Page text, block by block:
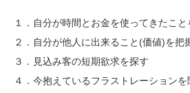
１．自分が時間とお金を使ってきたこと
２．自分が他人に出来ること(価値)を把
３．見込み客の短期欲求を探す
４．今抱えているフラストレーションを